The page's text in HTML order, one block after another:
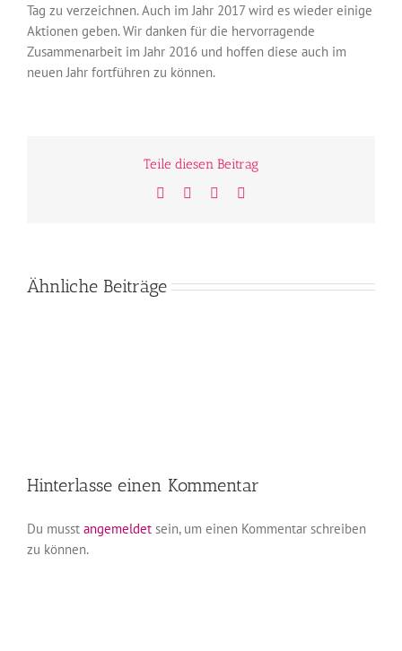
Tag zu verzeichnen. Auch im Jahr 2017 wird es wieder einige
Aktionen geben. Wir danken für die hervorragende
Zusammenarbeit im Jahr 2016 und hoffen diese auch im
neuen Jahr fortführen zu können.
Teile diesen Beitrag
Facebook
TwitterWhatsApp
Ähnliche Beiträge
Hinterlasse einen Kommentar
Du musst angemeldet sein, um einen Kommentar schreiben
zu können.